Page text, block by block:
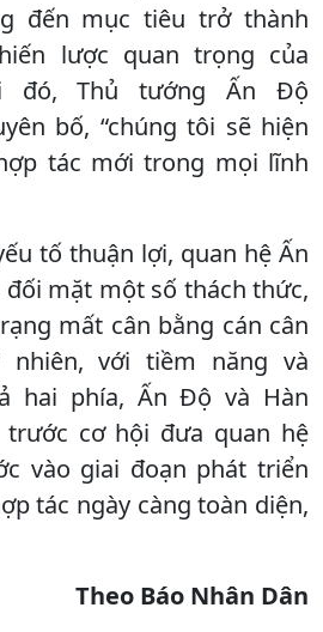
đến mục tiêu trở thành
lược quan trọng của
đó, Thủ tướng Ấn Độ
bố, “chúng tôi sẽ hiện
tác mới trong mọi lĩnh
tố thuận lợi, quan hệ Ấn
mặt một số thách thức,
mất cân bằng cán cân
nhiên, với tiềm năng và
hai phía, Ấn Độ và Hàn
cơ hội đưa quan hệ
vào giai đoạn phát triển
tác ngày càng toàn diện,
Theo Báo Nhân Dân